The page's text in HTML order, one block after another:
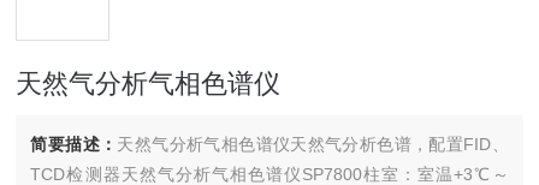
天然气分析气相色谱仪
简要描述： 天然气分析气相色谱仪天然气分析色谱，配置FID、
TCD检测器天然气分析气相色谱仪SP7800柱室：室温+3℃～